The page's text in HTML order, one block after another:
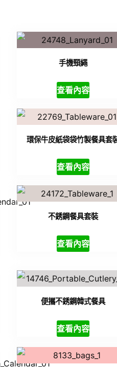
手機頸繩
查看內容
環保牛皮紙袋袋竹製餐具套
查看內容
不銹鋼餐具套裝
查看內容
便攜不銹鋼韓式餐具
查看內容